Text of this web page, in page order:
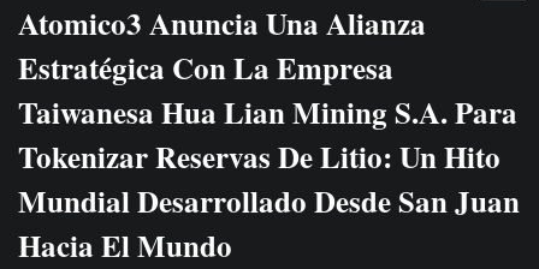
Atomico3 Anuncia Una Alianza
Estratégica Con La Empresa
Taiwanesa Hua Lian Mining S.A. Para
Tokenizar Reservas De Litio: Un Hito
Mundial Desarrollado Desde San Juan
Hacia El Mundo